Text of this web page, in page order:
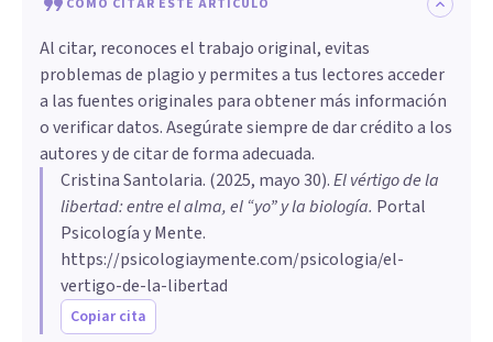
Al citar, reconoces el trabajo original, evitas
problemas de plagio y permites a tus lectores acceder
a las fuentes originales para obtener más información
o verificar datos. Asegúrate siempre de dar crédito a los
autores y de citar de forma adecuada.
Cristina Santolaria. (2025, mayo 30).El vértigo de la
libertad: entre el alma, el “yo” y la biología. Portal
Psicología y Mente.
https://psicologiaymente.com/psicologia/el-
vertigo-de-la-libertad
Copiar cita